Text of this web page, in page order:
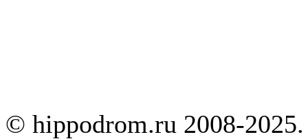
© hippodrom.ru 2008-